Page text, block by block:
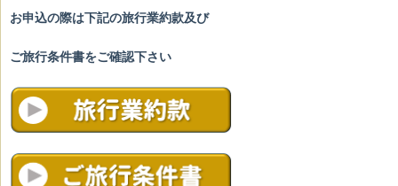
お申込の際は下記の旅行業約款及び
ご旅行条件書をご確認下さい